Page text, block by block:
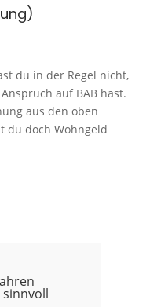
du in der Regel nicht,
auf BAB hast.
aus den oben
du doch Wohngeld
sinnvoll